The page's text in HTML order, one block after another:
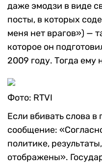
даже эмодзи в виде
посты, в которых
меня нет врагов») —
которое он
2009 году. Тогда ему
Фото: RTVI
Если вбивать слова в
сообщение:
политике,
отображены».